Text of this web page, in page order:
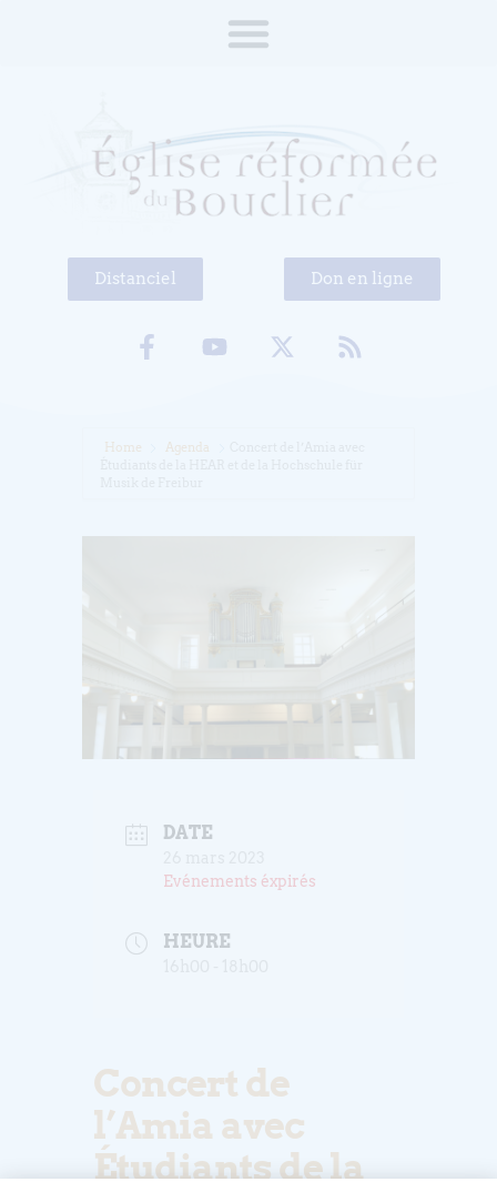
Distanciel Don en ligne
Home Agenda
DATE
Evénements éxpirés
HEURE
Concert de
l’Amia avec
Étudiants de la